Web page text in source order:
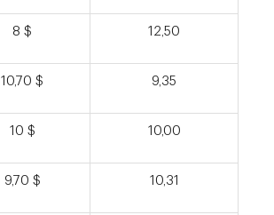
8 $ 12,50
10,70 $ 9,35
10 $ 10,00
9,70 $ 10,31